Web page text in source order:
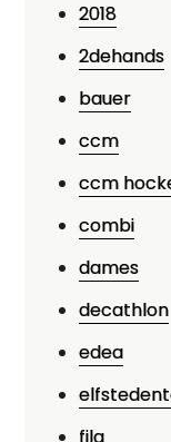
2018
2dehands
bauer
ccm
ccm
combi
dames
decathlon
edea